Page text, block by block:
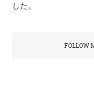
した。
FOLLOW